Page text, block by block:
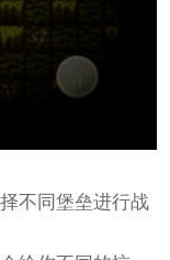
不同堡垒进行战